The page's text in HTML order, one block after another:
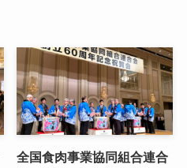
全国食肉事業協同組合連合